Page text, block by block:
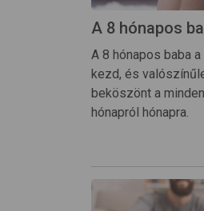
A 8 hónapos
A 8 hónapos baba
kezd, és
beköszönt a
hónapról hónapra.